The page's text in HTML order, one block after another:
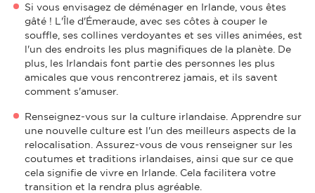
Si vous envisagez de déménager en Irlande, vous êtes
gâté ! L'Île d'Émeraude, avec ses côtes à couper le
souffle, ses collines verdoyantes et ses villes animées, est
l'un des endroits les plus magnifiques de la planète. De
plus, les Irlandais font partie des personnes les plus
amicales que vous rencontrerez jamais, et ils savent
comment s'amuser.
Renseignez-vous sur la culture irlandaise. Apprendre sur
une nouvelle culture est l'un des meilleurs aspects de la
relocalisation. Assurez-vous de vous renseigner sur les
coutumes et traditions irlandaises, ainsi que sur ce que
cela signifie de vivre en Irlande. Cela facilitera votre
transition et la rendra plus agréable.